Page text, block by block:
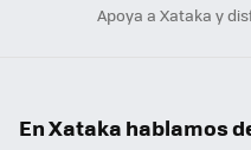
Apoya a Xataka y
En Xataka hablamos